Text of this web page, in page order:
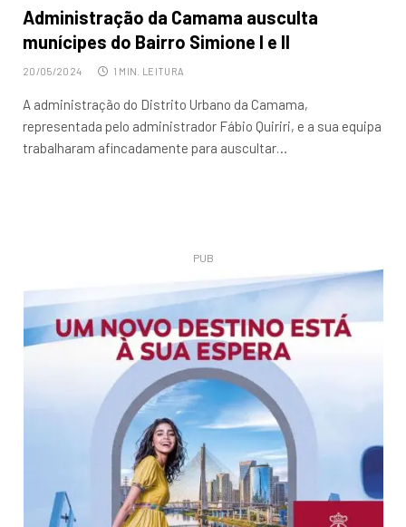
Administração da Camama ausculta
munícipes do Bairro Simione I e II
20/05/2024 1 MIN. LEITURA
A administração do Distrito Urbano da Camama,
representada pelo administrador Fábio Quiriri, e a sua equipa
trabalharam afincadamente para auscultar…
PUB